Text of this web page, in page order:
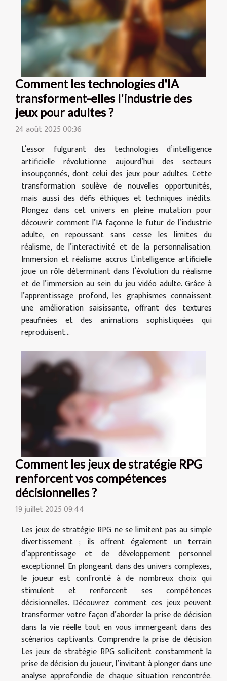
Comment les technologies d'IA
transforment-elles l'industrie des
jeux pour adultes ?
24 août 2025 00:36
L’essor fulgurant des technologies d’intelligence
artificielle révolutionne aujourd’hui des secteurs
insoupçonnés, dont celui des jeux pour adultes. Cette
transformation soulève de nouvelles opportunités,
mais aussi des défis éthiques et techniques inédits.
Plongez dans cet univers en pleine mutation pour
découvrir comment l’IA façonne le futur de l’industrie
adulte, en repoussant sans cesse les limites du
réalisme, de l’interactivité et de la personnalisation.
Immersion et réalisme accrus L’intelligence artificielle
joue un rôle déterminant dans l’évolution du réalisme
et de l’immersion au sein du jeu vidéo adulte. Grâce à
l’apprentissage profond, les graphismes connaissent
une amélioration saisissante, offrant des textures
peaufinées et des animations sophistiquées qui
reproduisent...
Comment les jeux de stratégie RPG
renforcent vos compétences
décisionnelles ?
19 juillet 2025 09:44
Les jeux de stratégie RPG ne se limitent pas au simple
divertissement ; ils offrent également un terrain
d’apprentissage et de développement personnel
exceptionnel. En plongeant dans des univers complexes,
le joueur est confronté à de nombreux choix qui
stimulent et renforcent ses compétences
décisionnelles. Découvrez comment ces jeux peuvent
transformer votre façon d’aborder la prise de décision
dans la vie réelle tout en vous immergeant dans des
scénarios captivants. Comprendre la prise de décision
Les jeux de stratégie RPG sollicitent constamment la
prise de décision du joueur, l’invitant à plonger dans une
analyse approfondie de chaque situation rencontrée.